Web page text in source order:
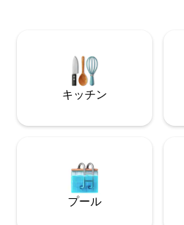
き）、シャワー付きのバスルーム1つ
パートを横切る長い廊下、広々とし
り口、中庭の専用テラス。 ソファベッド
と街の景色を望む3階ラウンジ。 シ
の景色を望むダイニングルームは
め、シエナとその建築的不思議のユ
クで特権的な景色を提供しています
たちはバンキ・ソプラ・ソプラにあ
キッチン
プール